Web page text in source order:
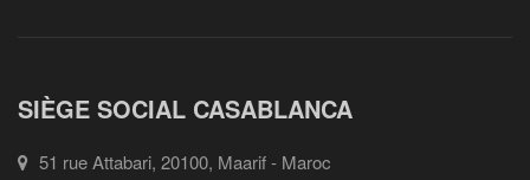
SIÈGE SOCIAL CASABLANCA
51 rue Attabari, 20100, Maarif - Maroc